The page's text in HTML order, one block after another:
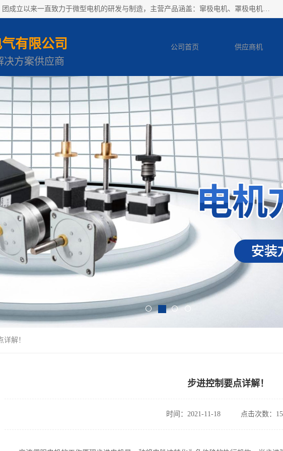
湖北省石佳电气有限公司、苏州分集公司，团成立以来一直致力于微型电机的研发与制造，主营产品涵盖：窜极电机、罩极电机、PM步进电机、永磁减速步进电机、直流有刷电机、直流无刷电机等，提供产品的同时参与客户的产品研发，提供最优电机解决方案。
有限公司
决方案供应商
公司首页 供应商机
产品知识
解！
步进控制要点详解！
时间：2021-11-18 点击次数：